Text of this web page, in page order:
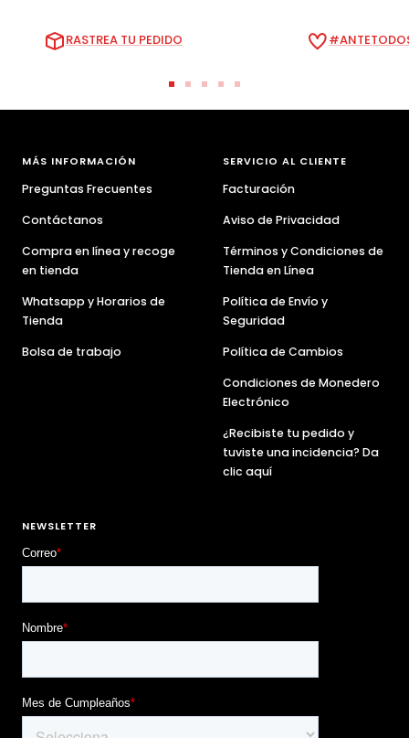
RASTREA TU PEDIDO
Ir
a
Ir
a
Ir
a
Ir
a
Ir
a
MÁS INFORMACIÓN
Preguntas Frecuentes
Contáctanos
Compra en línea y recoge
en tienda
Whatsapp y Horarios de
Tienda
Bolsa de trabajo
SERVICIO AL CLIENTE
Facturación
Aviso de Privacidad
Términos y Condiciones de
Tienda en Línea
Política de Envío y
Seguridad
Política de Cambios
Condiciones de Monedero
Electrónico
¿Recibiste tu pedido y
tuviste una incidencia? Da
clic aquí
NEWSLETTER